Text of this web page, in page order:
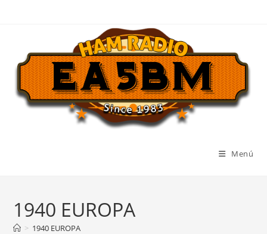
Menú
1940 EUROPA
> 1940 EUROPA